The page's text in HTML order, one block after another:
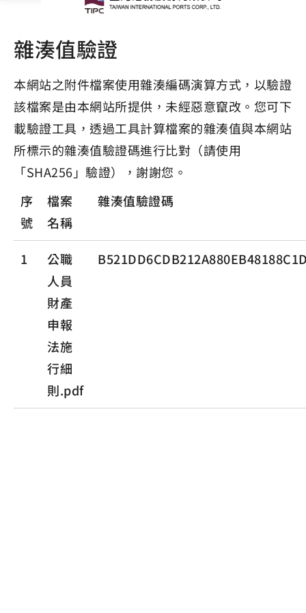
雜湊值驗證
本網站之附件檔案使用雜湊編碼演算方式，以驗證
該檔案是由本網站所提供，未經惡意竄改。您可下
載驗證工具，透過工具計算檔案的雜湊值與本網站
所標示的雜湊值驗證碼進行比對（請使用
「SHA256」驗證），謝謝您。
序
號
檔案
名稱
雜湊值驗證碼
1
公職
人員
財產
申報
法施
行細
則.pdf